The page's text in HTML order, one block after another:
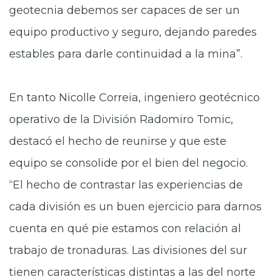
geotecnia debemos ser capaces de ser un
equipo productivo y seguro, dejando paredes
estables para darle continuidad a la mina”.
En tanto Nicolle Correia, ingeniero geotécnico
operativo de la División Radomiro Tomic,
destacó el hecho de reunirse y que este
equipo se consolide por el bien del negocio.
“El hecho de contrastar las experiencias de
cada división es un buen ejercicio para darnos
cuenta en qué pie estamos con relación al
trabajo de tronaduras. Las divisiones del sur
tienen características distintas a las del norte